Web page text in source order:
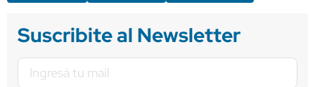
Suscribite al Newsletter